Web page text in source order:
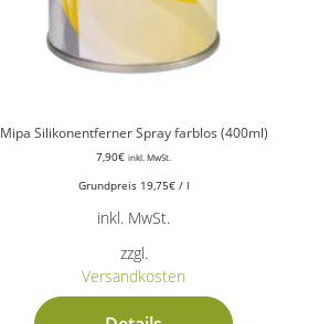
Mipa Silikonentferner Spray farblos (400ml)
7,90€ inkl. MwSt.
Grundpreis 19,75€/ l
inkl. MwSt.
zzgl.
Versandkosten